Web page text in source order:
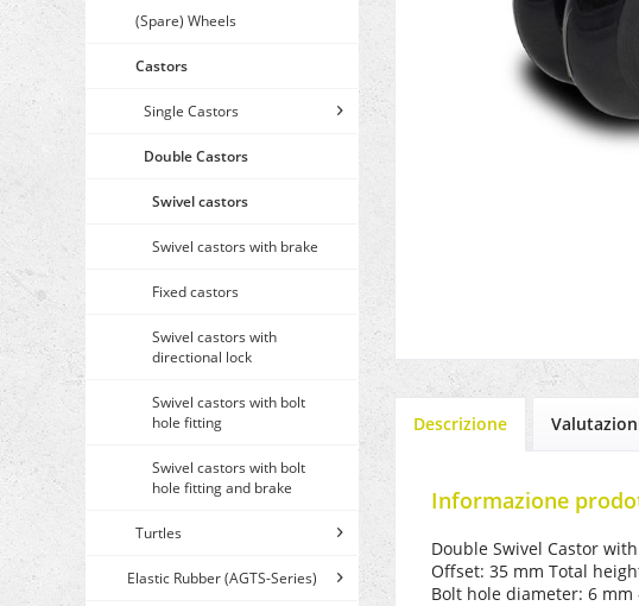
(Spare) Wheels
Castors
Single Castors
Double Castors
Swivel castors
Swivel castors with brake
Fixed castors
Swivel castors with
directional lock
Swivel castors with bolt
hole fitting
Swivel castors with bolt
hole fitting and brake
Turtles
Elastic Rubber (AGTS-Series)
Descrizione
Informazione
Double Swivel Castor
Offset: 35 mm Total
Bolt hole diameter: 6